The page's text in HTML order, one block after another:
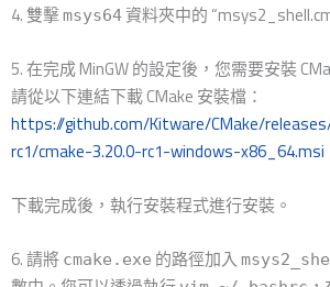
4. 雙擊msys64資料夾中的
5. 在完成 MinGW 的設定後，您需要安裝
請從以下連結下載 CMake 安裝檔：
https://github.com/Kitware/CMake/
rc1/cmake-3.20.0-rc1-windows-x86_64.msi
下載完成後，執行安裝程式進行安裝。
6. 請將 cmake.exe 的路徑加入